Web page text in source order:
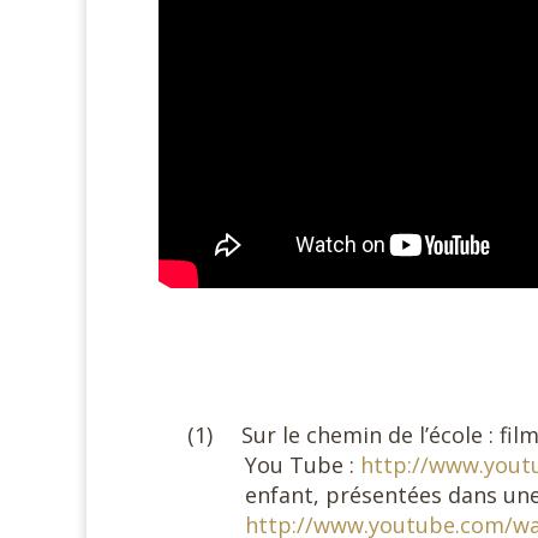
(1)
Sur le chemin de l’école :
You Tube : http://
enfant, présentées dans
http://www.youtube.com/